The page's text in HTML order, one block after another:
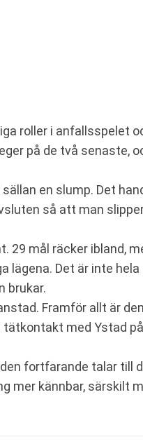
roller i anfallsspelet
på de två senaste,
en slump. Det
så att man
29 mål räcker ibland,
lägena. Det är inte
brukar.
Framför allt är
tätkontakt med Ystad
fortfarande talar till
mer kännbar, särskilt